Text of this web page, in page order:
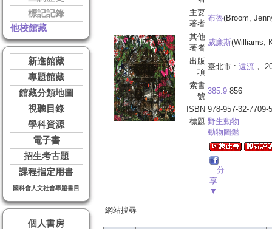
標記記錄
他校館藏
新進館藏
專題館藏
館藏分類地圖
視聽目錄
學科資源
電子書
招生考古題
課程指定用書
國科會人文社會專題書目
個人書房
主要
著者
布魯(Broom,
其他
著者
威廉斯(Williams,
出版
項
臺北市 : 遠流 ，
索書
號
385.9 856
ISBN 978-957-32-7709-5
標題 野生動物
動物圖鑑
分
享
▼
網站搜尋